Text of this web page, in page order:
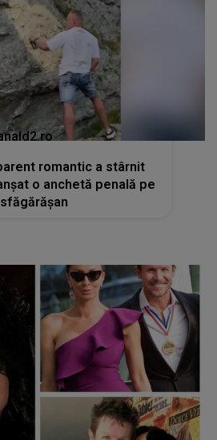
romantic a stârnit
o anchetă penală pe